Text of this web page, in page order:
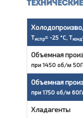
Tиспр= -25 °C, Tконд
Объемная
при 1450 об/м
Объемная
при 1750 об/м
Хладагенты